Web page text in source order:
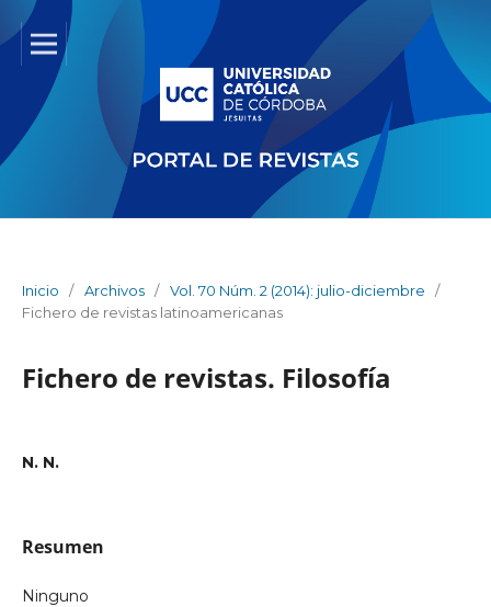
Inicio / Archivos / Vol. 70 Núm. 2 (2014): julio-diciembre
/
Fichero de revistas latinoamericanas
Fichero de revistas. Filosofía
N. N.
Resumen
Ninguno